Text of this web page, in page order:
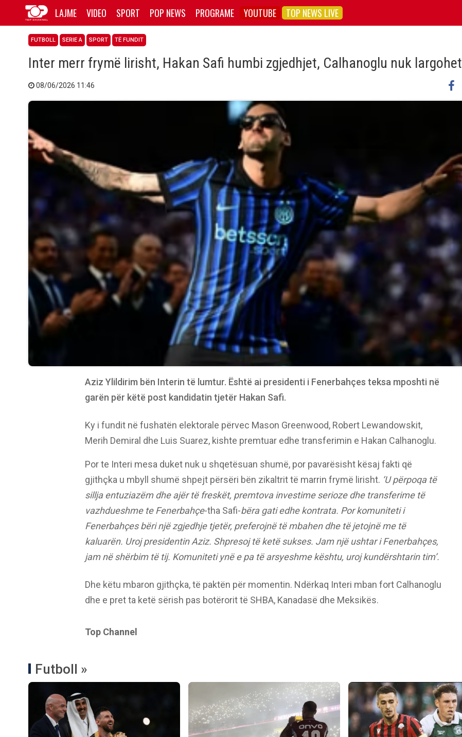
LAJME VIDEO SPORT POP NEWS PROGRAME YOUTUBE TOP NEWS LIVE
FUTBOLL SERIE A SPORT TË FUNDIT
Inter merr frymë lirisht, Hakan Safi humbi zgjedhjet, Calhanoglu nuk largohet
08/06/2026 11:46
Aziz Ylildirim bën Interin të lumtur. Është ai presidenti i Fenerbahçes teksa mposhti në
garën për këtë post kandidatin tjetër Hakan Safi.
Ky i fundit në fushatën elektorale përvec Mason Greenwood, Robert Lewandowskit,
Merih Demiral dhe Luis Suarez, kishte premtuar edhe transferimin e Hakan Calhanoglu.
Por te Interi mesa duket nuk u shqetësuan shumë, por pavarësisht kësaj fakti që
gjithçka u mbyll shumë shpejt përsëri bën zikaltrit të marrin frymë lirisht. ‘U përpoqa të
sillja entuziazëm dhe ajër të freskët, premtova investime serioze dhe transferime të
vazhdueshme te Fenerbahçe-tha Safi-bëra gati edhe kontrata. Por komuniteti i
Fenerbahçes bëri një zgjedhje tjetër, preferojnë të mbahen dhe të jetojnë me të
kaluarën. Uroj presidentin Aziz. Shpresoj të ketë sukses. Jam një ushtar i Fenerbahçes,
jam në shërbim të tij. Komuniteti ynë e pa të arsyeshme kështu, uroj kundërshtarin tim’.
Dhe këtu mbaron gjithçka, të paktën për momentin. Ndërkaq Interi mban fort Calhanoglu
dhe e pret ta ketë sërish pas botërorit të SHBA, Kanadasë dhe Meksikës.
Top Channel
Futboll »